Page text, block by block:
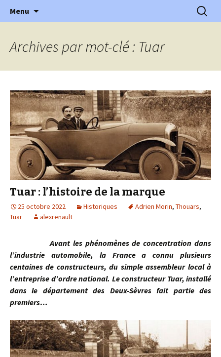
l'Automobile Ancienne
l'automobile ancienne : articles, historiques
…
Menu
Archives par mot-clé : Tuar
Tuar : l’histoire de la marque
25 octobre 2022 Historiques Adrien Morin, Thouars,
Tuar
alexrenault
Avant les phénomènes de concentration dans
l’industrie automobile, la France a connu plusieurs
centaines de constructeurs, du simple assembleur local à
l’entreprise d’ordre national. Le constructeur Tuar, installé
dans le département des Deux-Sèvres fait partie des
premiers…